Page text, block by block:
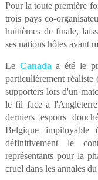
Pour la toute première
trois pays co-
huitièmes de finale,
ses nations hôtes avant
Le Canada a été le
particulièrement réaliste
supporters lors d'un
le fil face à
derniers espoirs
Belgique impitoyable
définitivement le
représentants pour la
cruel dans les annales